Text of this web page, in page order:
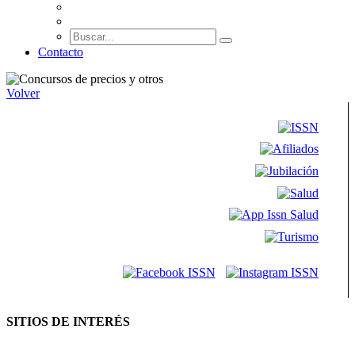
Contacto
Volver
SITIOS DE INTERÉS